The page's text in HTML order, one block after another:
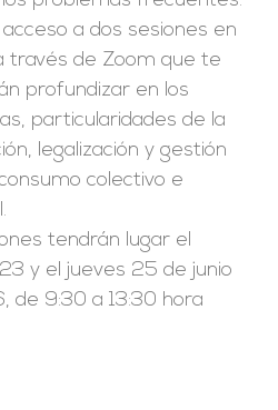
acceso a dos sesiones en
través de Zoom que te
profundizar en los
particularidades de la
legalización y gestión
colectivo e
tendrán lugar el
y el jueves 25 de junio
de 9:30 a 13:30 hora